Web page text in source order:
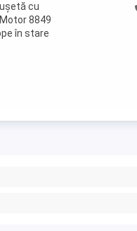
cu
8849
în stare